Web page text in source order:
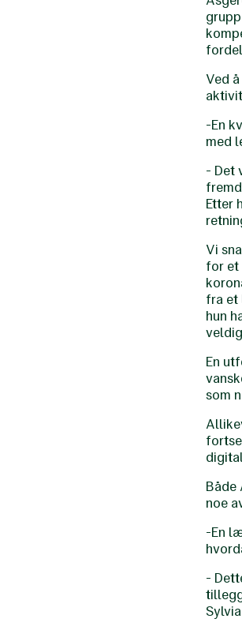
Ved
-En
med
- Det
Etter
Vi
for et
fra et
hun
En
som
Både
noe
-En
-